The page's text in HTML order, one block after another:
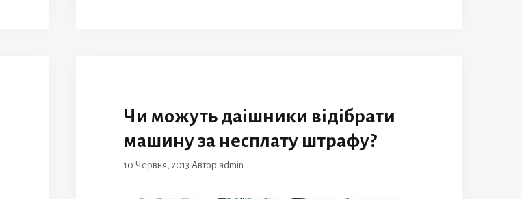
Чи можуть даішники відібрати
машину за несплату штрафу?
10 Червня, 2013 Автор admin